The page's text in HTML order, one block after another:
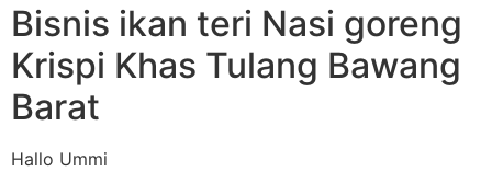
Bisnis ikan teri Nasi goreng
Krispi Khas Tulang Bawang
Barat
Hallo Ummi